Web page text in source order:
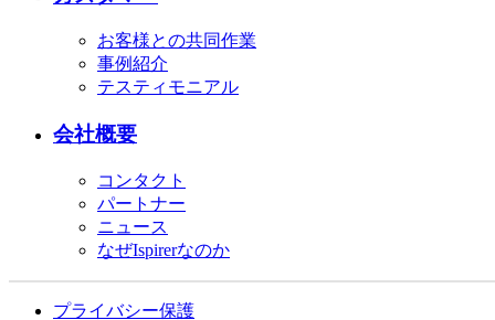
お客様との共同作業
事例紹介
テスティモニアル
会社概要
コンタクト
パートナー
ニュース
なぜIspirerなのか
プライバシー保護